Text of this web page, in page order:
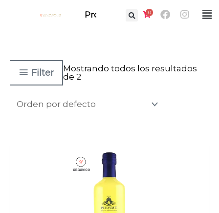
Prof. 0 Facebook
Filter
Mostrando todos los resultados
de 2